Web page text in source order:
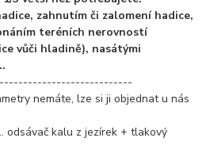
zahnutím či zalomení hadice,
teréních nerovností
vůči hladině), nasátými
nemáte, lze si ji objednat u nás
odsávač kalu z jezírek + tlakový